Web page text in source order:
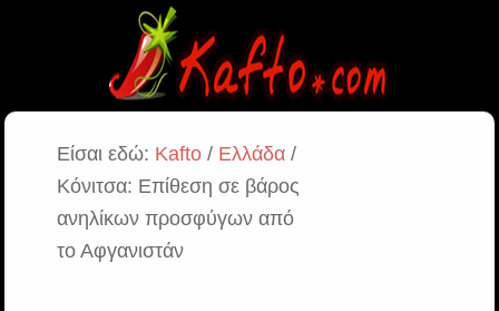
Είσαι εδώ: Kafto/ Ελλάδα/
Κόνιτσα: Επίθεση σε βάρος
ανηλίκων προσφύγων από
το Αφγανιστάν